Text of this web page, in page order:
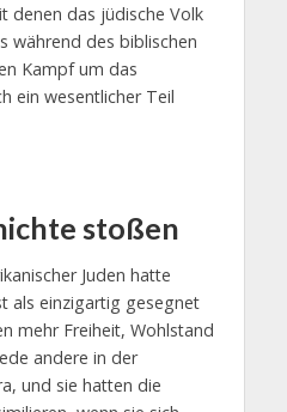
denen das jüdische Volk
während des biblischen
Kampf um das
ein wesentlicher Teil
stoßen
Juden hatte
als einzigartig gesegnet
mehr Freiheit, Wohlstand
andere in der
und sie hatten die